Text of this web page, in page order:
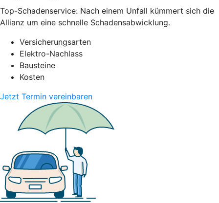
Top-Schadenservice: Nach einem Unfall kümmert sich die
Allianz um eine schnelle Schadensabwicklung.
Versicherungsarten
Elektro-Nachlass
Bausteine
Kosten
Jetzt Termin vereinbaren